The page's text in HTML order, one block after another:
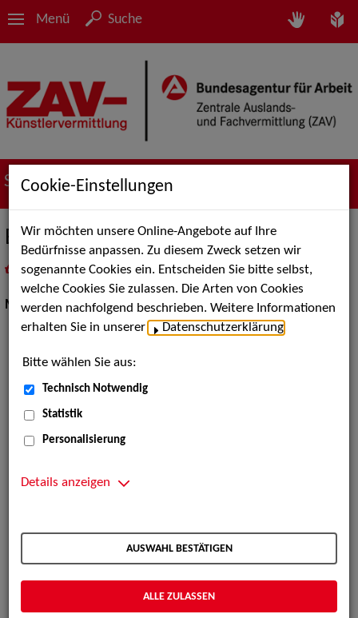
Menü Suche
Suche nach Künstler*innen
Beate Neun
als PDF speichern
inMeine Merklistelegen
Moderation:Moderator / Moderatorin
Cookie-Einstellungen
Wir möchten unsere Online-Angebote auf Ihre
Bedürfnisse anpassen. Zu diesem Zweck setzen wir
sogenannte Cookies ein. Entscheiden Sie bitte selbst,
welche Cookies Sie zulassen. Die Arten von Cookies
werden nachfolgend beschrieben. Weitere Informationen
erhalten Sie in unserer
Datenschutzerklärung
Bitte wählen Sie aus:
Technisch Notwendig
Statistik
Personalisierung
Details anzeigen
AUSWAHL BESTÄTIGEN
ALLE ZULASSEN